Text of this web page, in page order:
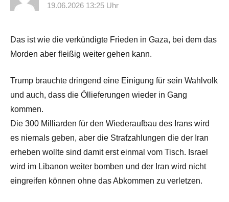
19.06.2026 13:25 Uhr
Das ist wie die verkündigte Frieden in Gaza, bei dem das
Morden aber fleißig weiter gehen kann.
Trump brauchte dringend eine Einigung für sein Wahlvolk
und auch, dass die Öllieferungen wieder in Gang
kommen.
Die 300 Milliarden für den Wiederaufbau des Irans wird
es niemals geben, aber die Strafzahlungen die der Iran
erheben wollte sind damit erst einmal vom Tisch. Israel
wird im Libanon weiter bomben und der Iran wird nicht
eingreifen können ohne das Abkommen zu verletzen.